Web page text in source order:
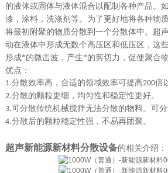
的液体或固体与液体混合以配制各种产品。
漆，涂料，洗涤剂等。为了更好地将各种物
将最初附聚的物质分散到一个分散体中。超
动在液体中形成无数个高压区和低压区，这
形成*的微击波，产生*的剪切力，促使聚合物
优点：
1.分散效率高，合适的领域效率可提高200倍
2.分散的颗粒更细，均匀性和稳定性更好。
3.可分散传统机械搅拌无法分散的物料。可分
4.分散后的颗粒稳定性强，不易再团聚。
超声新能源新材料分散设备的相关介绍：